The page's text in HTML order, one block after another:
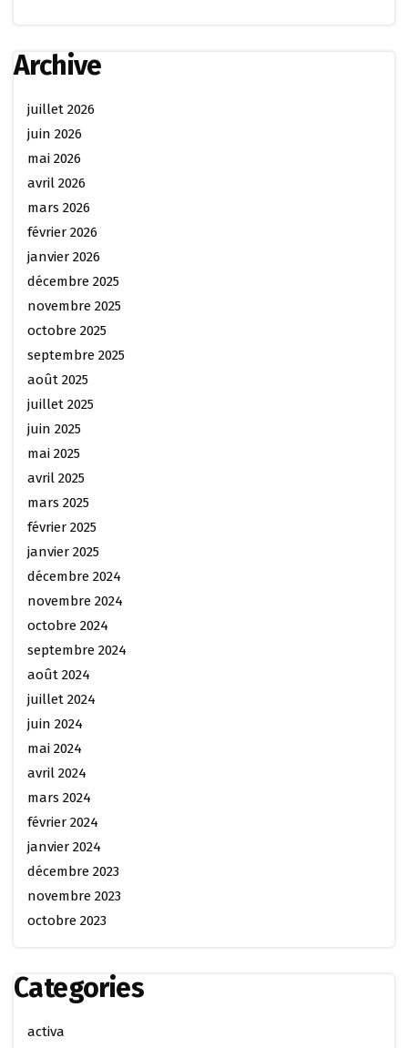
Archive
juillet 2026
juin 2026
mai 2026
avril 2026
mars 2026
février 2026
janvier 2026
décembre 2025
novembre 2025
octobre 2025
septembre 2025
août 2025
juillet 2025
juin 2025
mai 2025
avril 2025
mars 2025
février 2025
janvier 2025
décembre 2024
novembre 2024
octobre 2024
septembre 2024
août 2024
juillet 2024
juin 2024
mai 2024
avril 2024
mars 2024
février 2024
janvier 2024
décembre 2023
novembre 2023
octobre 2023
Categories
activa